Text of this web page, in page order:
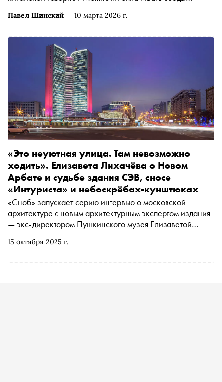
Павел Шинский 10 марта 2026 г.
ресторанах долгое время скрывали цены от женщин?
директор CCI France Russie и основатель «Винного
атласа России» — рассказывает историю превращения
простого списка продуктов в высокое искусство и
мощный инструмент маркетинга
15 октября 2025 г.
«Это неуютная улица. Там невозможно
ходить». Елизавета Лихачёва о Новом
Арбате и судьбе здания СЭВ, сносе
«Интуриста» и небоскрёбах-кунштюках
«Сноб» запускает серию интервью о московской
архитектуре с новым архитектурным экспертом издания
— экс-директором Пушкинского музея Елизаветой
Спесивцев поговорил с ней о возникновении и сложной